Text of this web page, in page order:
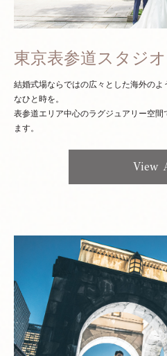
東京表参道スタジオ
結婚式場ならではの広々とした海外のよ
なひと時を。
表参道エリア中心のラグジュアリー空
ます。
View